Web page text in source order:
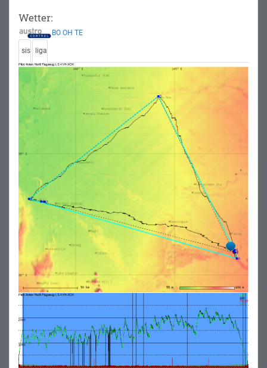
Wetter:
BO OH TE
sis liga